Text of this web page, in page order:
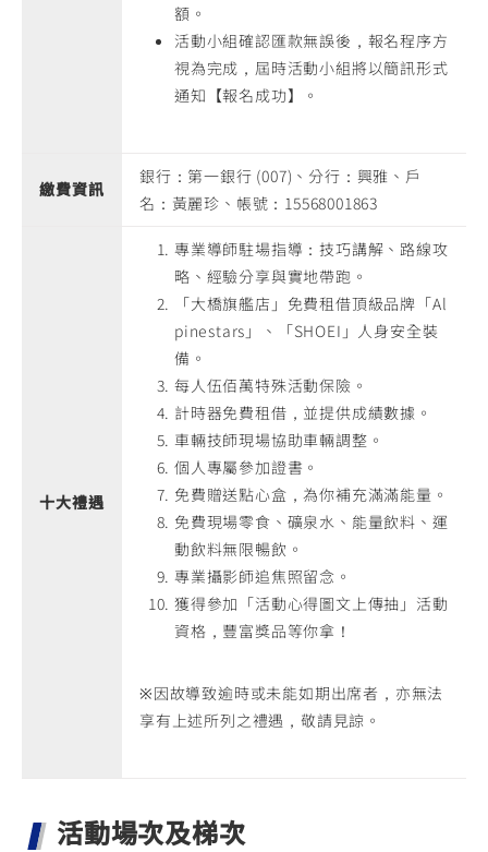
額。
活動小組確認匯款無誤後，報名程序方
視為完成，屆時活動小組將以簡訊形式
通知【報名成功】。
繳費資訊
銀行：第一銀行 (007)、分行：興雅、戶
名：黃麗珍、帳號：15568001863
十大禮遇
專業導師駐場指導：技巧講解、路線攻
略、經驗分享與實地帶跑。
「大橋旗艦店」免費租借頂級品牌「Al
pinestars」、「SHOEI」人身安全裝
備。
每人伍佰萬特殊活動保險。
計時器免費租借，並提供成績數據。
車輛技師現場協助車輛調整。
個人專屬參加證書。
免費贈送點心盒，為你補充滿滿能量。
免費現場零食、礦泉水、能量飲料、運
動飲料無限暢飲。
專業攝影師追焦照留念。
獲得參加「活動心得圖文上傳抽」活動
資格，豐富獎品等你拿！
※因故導致逾時或未能如期出席者，亦無法
享有上述所列之禮遇，敬請見諒。
活動場次及梯次